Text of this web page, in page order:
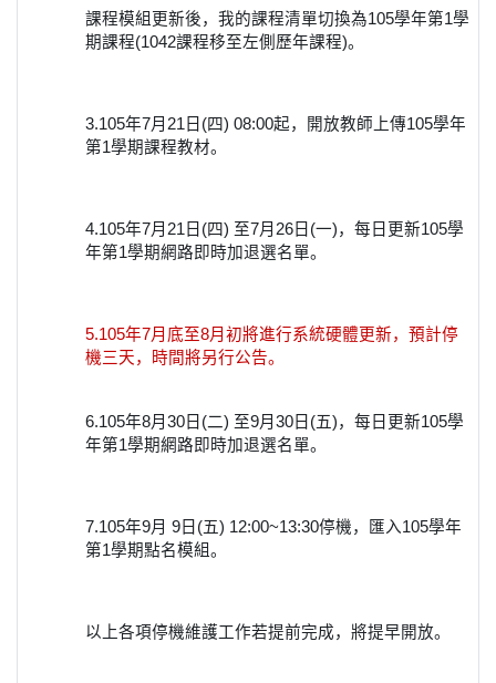
課程模組更新後，我的課程清單切換為105學年第1學
期課程(1042課程移至左側歷年課程)。
3.105年7月21日(四) 08:00起，開放教師上傳105學年
第1學期課程教材。
4.105年7月21日(四) 至7月26日(一)，每日更新105學
年第1學期網路即時加退選名單。
5.105年7月底至8月初將進行系統硬體更新，預計停
機三天，時間將另行公告。
6.105年8月30日(二) 至9月30日(五)，每日更新105學
年第1學期網路即時加退選名單。
7.105年9月 9日(五) 12:00~13:30停機，匯入105學年
第1學期點名模組。
以上各項停機維護工作若提前完成，將提早開放。